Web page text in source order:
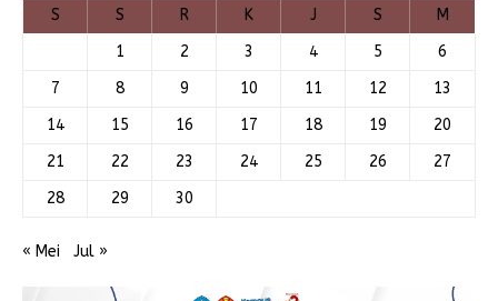
S S R K J S
M
1
2 3 4 5
6
7
8 9 10 11 12
13
14
15 16 17 18 19
20
21
22 23 24 25 26
27
28
29 30
« Mei Jul »